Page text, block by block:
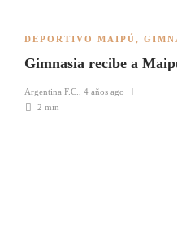
DEPORTIVO MAIPÚ,
Gimnasia recibe a
Argentina F.C.
4 años ago
2 min